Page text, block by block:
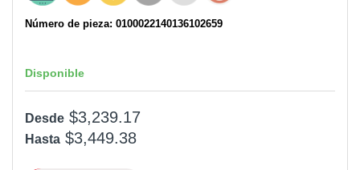
Número de pieza: 0100022140136102659
Disponible
Desde $3,239.17
Hasta $3,449.38